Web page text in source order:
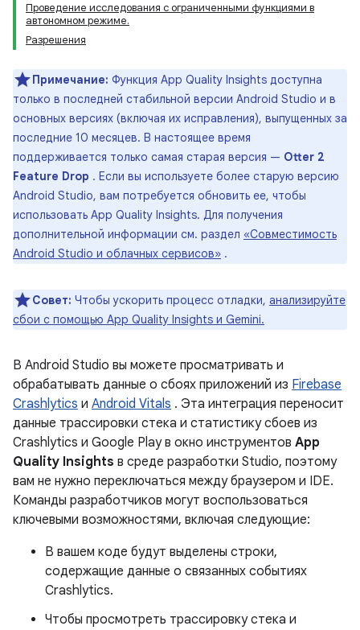
Проведение исследования с ограниченными функциями в
автономном режиме.
Разрешения
Примечание: Функция App Quality Insights доступна
только в последней стабильной версии Android Studio и в
основных версиях (включая их исправления), выпущенных за
последние 10 месяцев. В настоящее время
поддерживается только самая старая версия — Otter 2
Feature Drop . Если вы используете более старую версию
Android Studio, вам потребуется обновить ее, чтобы
использовать App Quality Insights. Для получения
дополнительной информации см. раздел «Совместимость
Android Studio и облачных сервисов» .
Совет: Чтобы ускорить процесс отладки, анализируйте
сбои с помощью App Quality Insights и Gemini.
В Android Studio вы можете просматривать и
обрабатывать данные о сбоях приложений из Firebase
Crashlytics и Android Vitals . Эта интеграция переносит
данные трассировки стека и статистику сбоев из
Crashlytics и Google Play в окно инструментов App
Quality Insights в среде разработки Studio, поэтому
вам не нужно переключаться между браузером и IDE.
Команды разработчиков могут воспользоваться
ключевыми возможностями, включая следующие:
В вашем коде будут выделены строки,
содержащие данные о связанных событиях
Crashlytics.
Чтобы просмотреть трассировку стека и